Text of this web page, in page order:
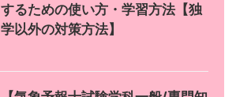
するための使い方・学習方法【独
学以外の対策方法】